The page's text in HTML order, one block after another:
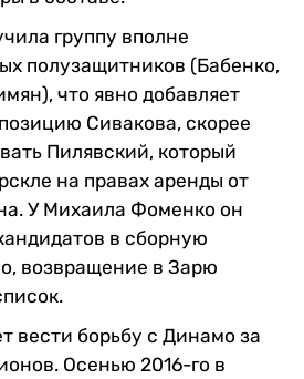
группу вполне
полузащитников (Бабенко,
что явно добавляет
Сивакова, скорее
Пилявский, который
на правах аренды от
У Михаила Фоменко он
в сборную
возвращение в Зарю
вести борьбу с Динамо за
Осенью 2016-го в